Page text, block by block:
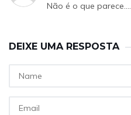
Não é o que parece....
DEIXE UMA RESPOSTA